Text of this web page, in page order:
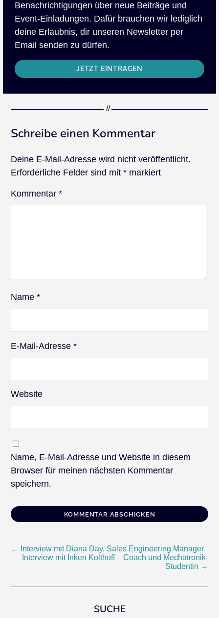
Benachrichtigungen über neue Beiträge und
Event-Einladungen. Dafür brauchen wir lediglich
deine Erlaubnis, dir unseren Newsletter per
Email senden zu dürfen.
JETZT EINTRAGEN
Schreibe einen Kommentar
Deine E-Mail-Adresse wird nicht veröffentlicht.
Erforderliche Felder sind mit* markiert
Kommentar*
Name*
E-Mail-Adresse*
Website
Name, E-Mail-Adresse und Website in diesem
Browser für meinen nächsten Kommentar
speichern.
Beitragsnavigation
←
Interview mit Diana Day, Sales Engineering Manager
Interview mit Inken Kolthoff – Coach und Mechatronik-
Studentin →
SUCHE